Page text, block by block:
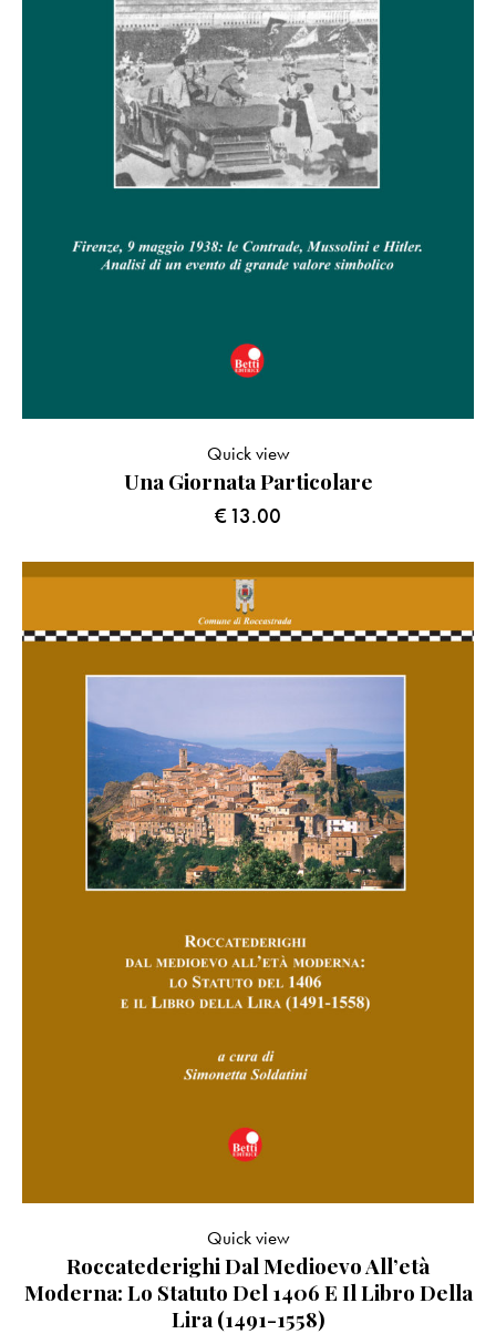
Una Giornata Particolare
€13.00
Quick view
Roccatederighi Dal Medioevo All’età
Moderna: Lo Statuto Del 1406 E Il Libro Della
Lira (1491-1558)
Quick view